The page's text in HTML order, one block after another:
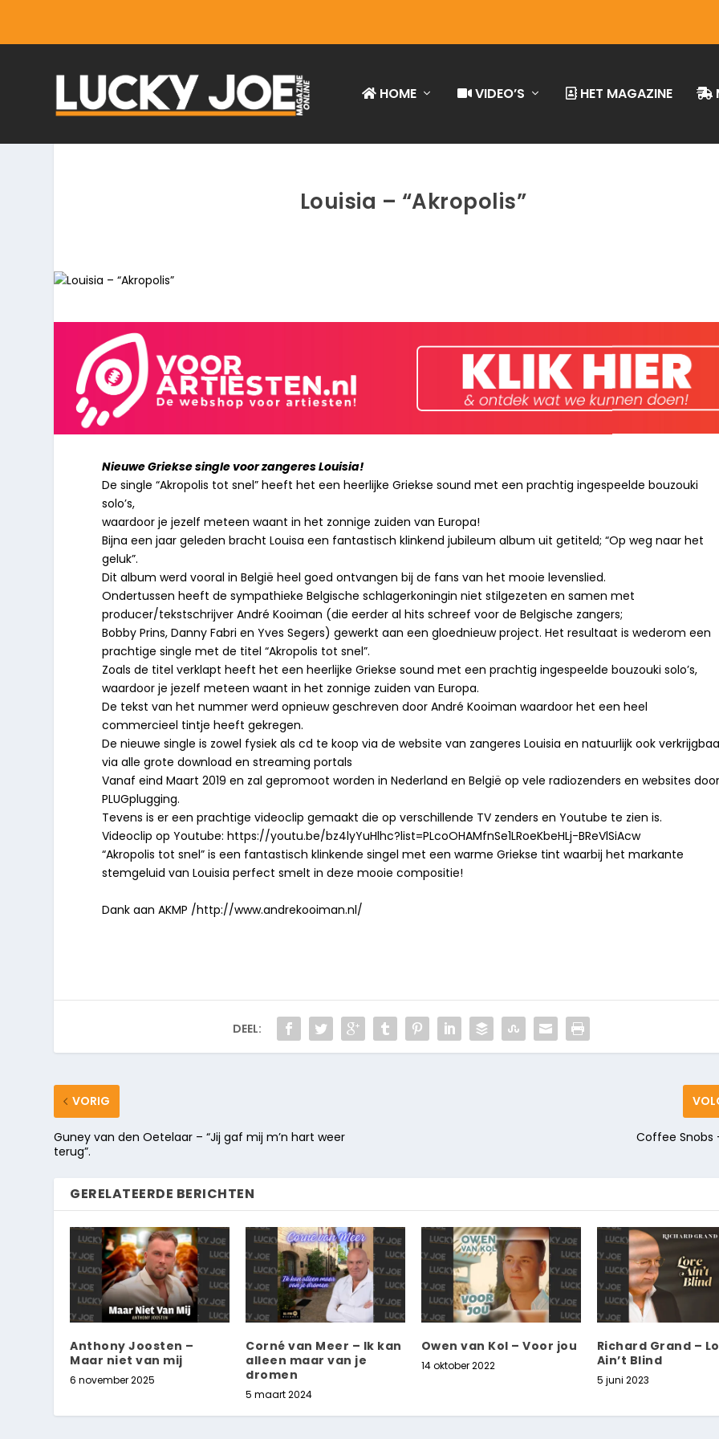
HOME VIDEO’S HET MAGAZINE
Louisia – “Akropolis”
Nieuwe Griekse single voor zangeres Louisia!
De single “Akropolis tot snel” heeft het een heerlijke Griekse sound met een prachtig ingespeelde bouzouki
solo’s,
waardoor je jezelf meteen waant in het zonnige zuiden van Europa!
Bijna een jaar geleden bracht Louisa een fantastisch klinkend jubileum album uit getiteld; “Op weg naar het
geluk”.
Dit album werd vooral in België heel goed ontvangen bij de fans van het mooie levenslied.
Ondertussen heeft de sympathieke Belgische schlagerkoningin niet stilgezeten en samen met
producer/tekstschrijver André Kooiman (die eerder al hits schreef voor de Belgische zangers;
Bobby Prins, Danny Fabri en Yves Segers) gewerkt aan een gloednieuw project. Het resultaat is wederom een
prachtige single met de titel “Akropolis tot snel”.
Zoals de titel verklapt heeft het een heerlijke Griekse sound met een prachtig ingespeelde bouzouki solo’s,
waardoor je jezelf meteen waant in het zonnige zuiden van Europa.
De tekst van het nummer werd opnieuw geschreven door André Kooiman waardoor het een heel
commercieel tintje heeft gekregen.
De nieuwe single is zowel fysiek als cd te koop via de website van zangeres Louisia en natuurlijk ook
via alle grote download en streaming portals
Vanaf eind Maart 2019 en zal gepromoot worden in Nederland en België op vele radiozenders en websites
PLUGplugging.
Tevens is er een prachtige videoclip gemaakt die op verschillende TV zenders en Youtube te zien is.
Videoclip op Youtube:https://youtu.be/bz4lyYuHlhc?list=PLcoOHAMfnSe1LRoeKbeHLj-BReVlSiAcw
“Akropolis tot snel” is een fantastisch klinkende singel met een warme Griekse tint waarbij het markante
stemgeluid van Louisia perfect smelt in deze mooie compositie!
Dank aan AKMP /http://www.andrekooiman.nl/
DEEL:
VORIG
Guney van den Oetelaar – “Jij gaf mij m’n hart weer
terug”.
Coffee Snobs
GERELATEERDE BERICHTEN
Anthony Joosten –
Maar niet van mij
6 november 2025
Corné van Meer – Ik kan
alleen maar van je
dromen
5 maart 2024
Owen van Kol – Voor jou
14 oktober 2022
Richard Grand –
Ain’t Blind
5 juni 2023